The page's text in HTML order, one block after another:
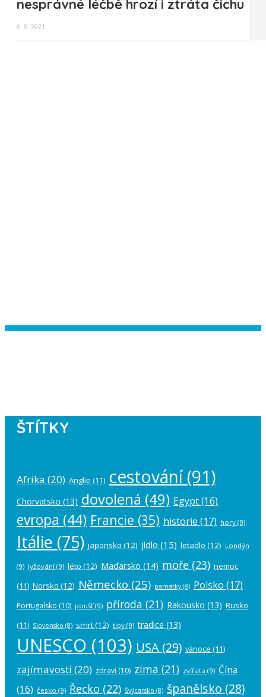
nesprávné léčbě hrozí i ztráta čichu
6. 8. 2021
ŠTÍTKY
Afrika (20) Anglie (11) cestování(91)
Chorvatsko (13) dovolená (49) Egypt(16)
evropa (44) Francie (35) historie (17) hory (9)
Itálie (75) japonsko (12) jídlo (15) letadlo (12) Londýn
(9) lyžování (9) léto (12) Maďarsko (14) moře (23) nemoc
(11) Norsko (12) Německo (25) památky(8) Polsko (17)
Portugalsko (10) poušť(9) příroda (21) Rakousko (13) Rusko
(11) Slovensko (8) smrt(12) tipy (9) tradice (13)
UNESCO (103) USA (29) vánoce (11)
zajímavosti (20) zdraví (10) zima (21) zvířata (9) Čína
(16) česko (9) Řecko (22) Švýcarsko (8) španělsko (28)